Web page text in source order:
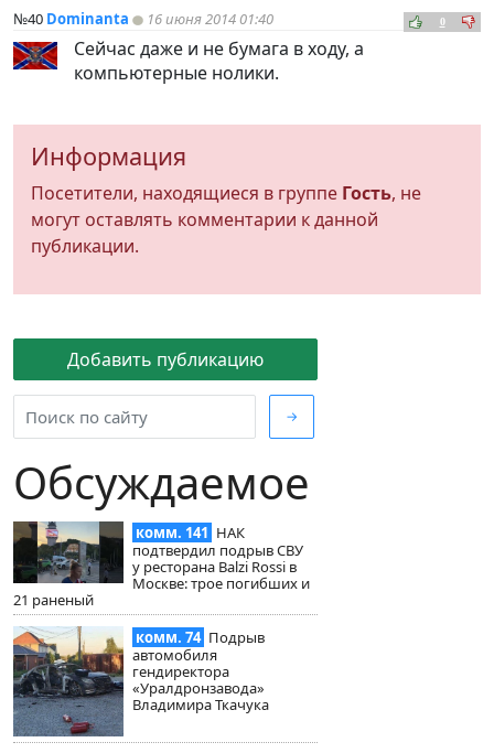
Добавить публикацию
→
Обсуждаемое
комм. 141 НАК
подтвердил подрыв СВУ
у ресторана Balzi Rossi в
Москве: трое погибших и
21 раненый
комм. 74 Подрыв
автомобиля
гендиректора
«Уралдронзавода»
Владимира Ткачука
№40 Dominanta 16 июня 2014 01:40 0
Сейчас даже и не бумага в ходу, а
компьютерные нолики.
Информация
Посетители, находящиеся в группе Гость, не
могут оставлять комментарии к данной
публикации.